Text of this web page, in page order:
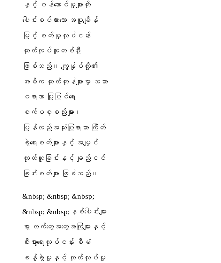
နှင့် ဝန်ဆောင်မှုများကို
ပေါင်းစပ်ထားသော အပူချိန်
မြင့် စက်မှုလုပ်ငန်း
ထုတ်လုပ်သူတစ်ဦး
ဖြစ်သည်။ ကျွန်ုပ်တို့၏
အဓိက ထုတ်ကုန်များမှာ သဘာ
ဝရာဘာ ပြုပြင်ရေး
စက်ပစ္စည်းများ၊
ပြန်လည်အသုံးပြုရာဘာ ကြိတ်
ခွဲရေးစက်များနှင့် အမျှင်
ထုတ်ယူခြင်းနှင့် ချည်ငင်
ခြင်းစက်များ ဖြစ်သည်။
&nbsp; &nbsp; &nbsp;
&nbsp; &nbsp;နှစ်ပေါင်းများ
စွာ လက်တွေ့အတွေ့အကြုံများနှင့်
စီးပွားရေးလုပ်ငန်း စီမံ
ခန့်ခွဲမှုနှင့် ထုတ်လုပ်မှု